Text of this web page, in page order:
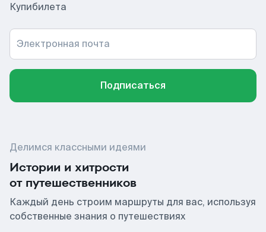
Купибилета
Электронная почта
Подписаться
Делимся классными идеями
Истории и хитрости
от путешественников
Каждый день строим маршруты для вас, используя
собственные знания о путешествиях